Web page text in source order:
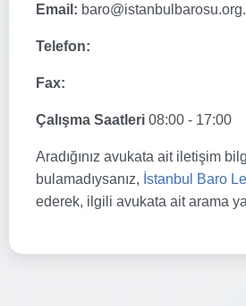
Email:
Telefon:
Fax:
Çalışma Saatleri 08:00 - 17:00
Aradığınız avukata ait iletişim
bulamadıysanız, İstanbul Baro
ederek, ilgili avukata ait arama